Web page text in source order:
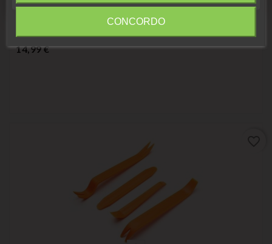
Guia De Rolete Para Porta Lateral Deslizante Compatível
Com Veículos Boxer, Jumper E Ducato, Número Da Peça
14,99 €Preço
CONCORDO
Information